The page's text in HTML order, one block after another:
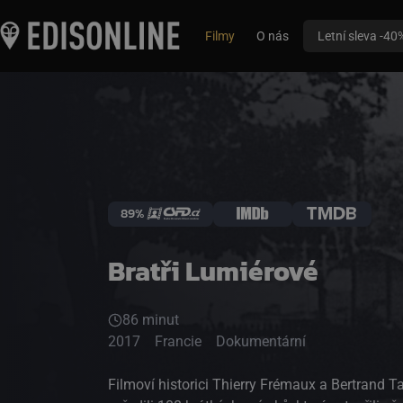
Filmy O nás Letní sleva -
Bratři Lumiérové
89%
86 minut
2017
Francie Dokumentární
Filmoví historici Thierry Frémaux a Bertrand